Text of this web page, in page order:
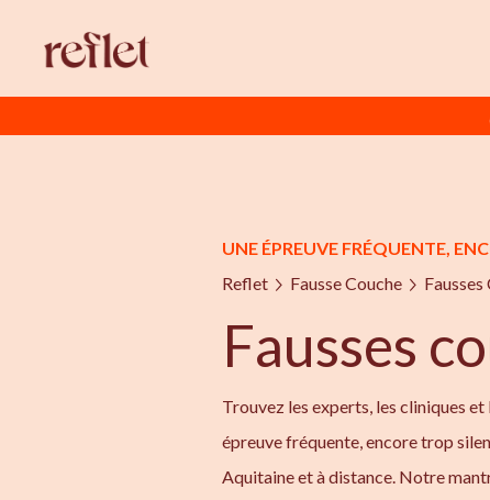
UNE ÉPREUVE FRÉQUENTE,
Reflet
Fausse Couche
Fausses
Trouvez les experts, les cliniques
épreuve fréquente, encore trop
Aquitaine et à distance. Notre